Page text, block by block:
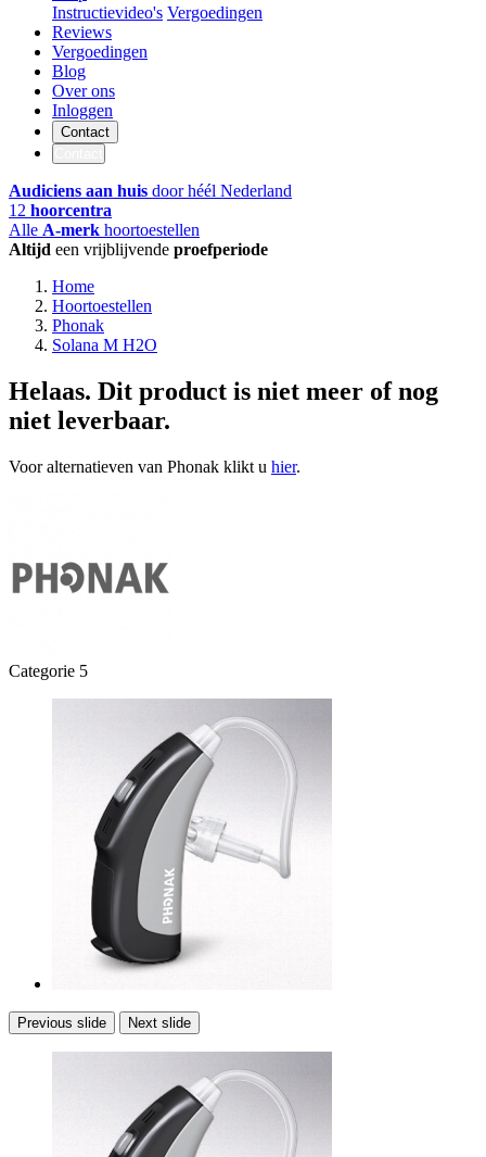
Instructievideo's Vergoedingen
Reviews
Vergoedingen
Blog
Over ons
Inloggen
Contact
Audiciens aan huis door héél Nederland
12 hoorcentra
Alle A-merk hoortoestellen
Altijd een vrijblijvende proefperiode
Home
Hoortoestellen
Phonak
Solana M H2O
Helaas. Dit product is niet meer of nog
niet leverbaar.
Voor alternatieven van Phonak klikt u hier.
Categorie 5
Previous slide Next slide